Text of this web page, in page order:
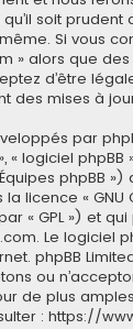
soit
Si vous
» alors que
d’être
des mises à
par
« logiciel
Équipes phpBB
la licence « GNU
« GPL ») et
. Le logiciel
phpBB
ou
de plus
: https://